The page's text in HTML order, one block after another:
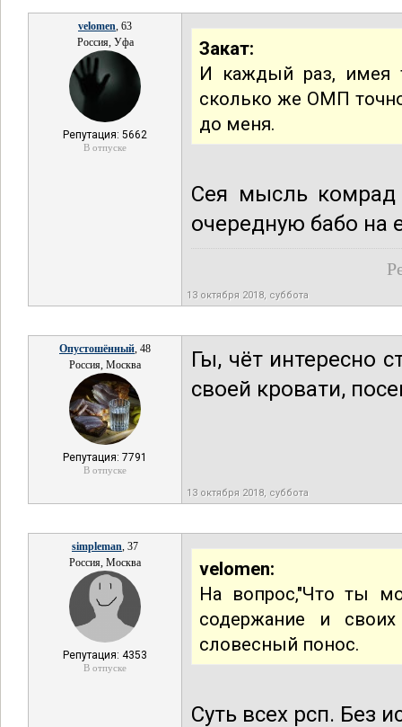
velomen, 63
Россия, Уфа
Репутация: 5662
В отпуске
Закат:
И каждый раз, имея
сколько же ОМП
до меня.
Сея мысль комрад
очередную бабо на
13 октября 2018, суббота
Опустошённый, 48
Россия, Москва
Репутация: 7791
В отпуске
Гы, чёт интересно
своей кровати,
13 октября 2018, суббота
simpleman, 37
Россия, Москва
Репутация: 4353
В отпуске
velomen:
На вопрос,"Что ты
содержание и
словесный понос.
Суть всех рсп. Без